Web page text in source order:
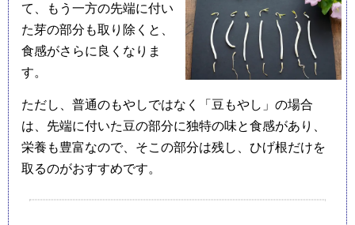
て、もう一方の先端に付い
た芽の部分も取り除くと、
食感がさらに良くなりま
す。
ただし、普通のもやしではなく「豆もやし」の場合
は、先端に付いた豆の部分に独特の味と食感があり、
栄養も豊富なので、そこの部分は残し、ひげ根だけを
取るのがおすすめです。